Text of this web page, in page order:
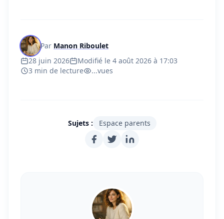
Par Manon Riboulet
28 juin 2026
Modifié le 4 août 2026 à 17:03
3 min de lecture
...vues
Sujets : Espace parents